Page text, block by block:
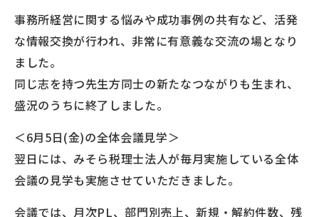
事務所経営に関する悩みや成功事例の共有など、活発
な情報交換が行われ、非常に有意義な交流の場となり
ました。
同じ志を持つ先生方同士の新たなつながりも生まれ、
盛況のうちに終了しました。
＜6月5日(金)の全体会議見学＞
翌日には、みそら税理士法人が毎月実施している全体
会議の見学も実施させていただきました。
会議では、月次PL、部門別売上、新規・解約件数、残